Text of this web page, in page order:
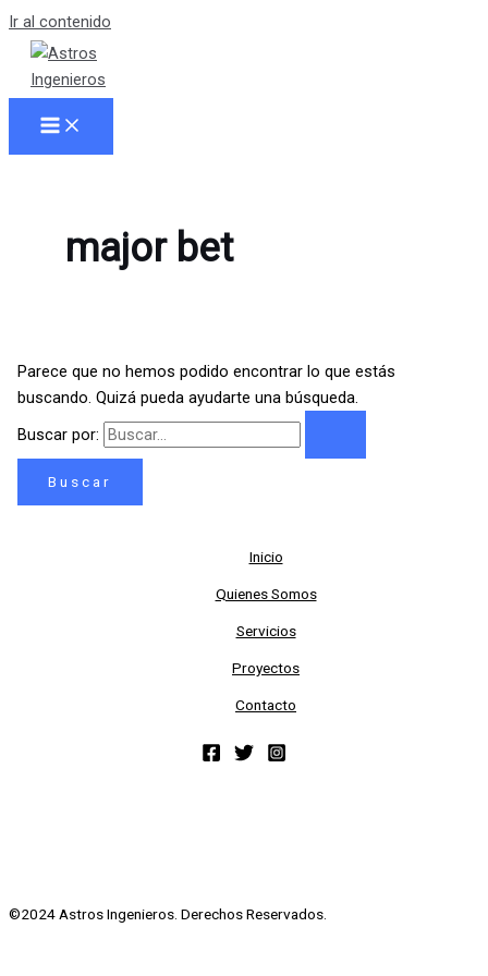
Ir al contenido
major bet
Parece que no hemos podido encontrar lo que estás
buscando. Quizá pueda ayudarte una búsqueda.
Buscar por:
Inicio
Quienes Somos
Servicios
Proyectos
Contacto
©2024 Astros Ingenieros. Derechos Reservados.